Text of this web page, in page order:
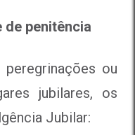
penitência
ou
jubilares, os
Jubilar: